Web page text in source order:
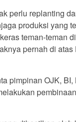
perlu replanting
produksi yang
teman-teman
pernah di atas
pimpinan OJK, BI,